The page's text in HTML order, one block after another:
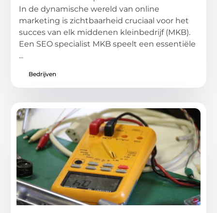
In de dynamische wereld van online
marketing is zichtbaarheid cruciaal voor het
succes van elk middenen kleinbedrijf (MKB).
Een SEO specialist MKB speelt een essentiële
...
Bedrijven